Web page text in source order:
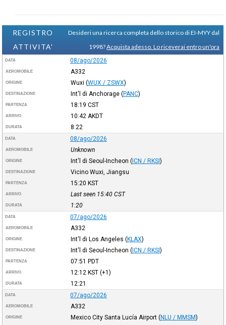
REGISTRO
ATTIVITA'
Desideri una ricerca completa dello storico di EI-MYY dal
1998?Acquista adesso. Lo riceverai entro un'ora
DATA 08/ago/2026
AEROMOBILE A332
ORIGINE Wuxi (WUX / ZSWX)
DESTINAZIONE Int'l di Anchorage (PANC)
PARTENZA 18:19 CST
ARRIVO 10:42 AKDT
DURATA 8:22
DATA 08/ago/2026
AEROMOBILE Unknown
ORIGINE Int'l di Seoul-Incheon (ICN / RKSI)
DESTINAZIONE Vicino Wuxi, Jiangsu
PARTENZA 15:20 KST
ARRIVO Last seen 15:40 CST
DURATA 1:20
DATA 07/ago/2026
AEROMOBILE A332
ORIGINE Int'l di Los Angeles (KLAX)
DESTINAZIONE Int'l di Seoul-Incheon (ICN / RKSI)
PARTENZA 07:51 PDT
ARRIVO 12:12 KST(+1)
DURATA 12:21
DATA 07/ago/2026
AEROMOBILE A332
ORIGINE Mexico City Santa Lucía Airport (NLU / MMSM)